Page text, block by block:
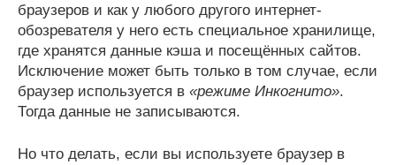
браузеров и как у любого другого интернет-
обозревателя у него есть специальное хранилище,
где хранятся данные кэша и посещённых сайтов.
Исключение может быть только в том случае, если
браузер используется в «режиме Инкогнито».
Тогда данные не записываются.
Но что делать, если вы используете браузер в